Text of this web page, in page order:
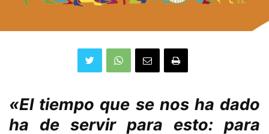
«El tiempo que se nos ha dado
ha de servir para esto: para